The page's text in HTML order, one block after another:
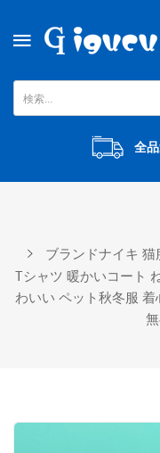
全
ブランドナイキ
Tシャツ 暖かいコート
わいい ペット秋冬服